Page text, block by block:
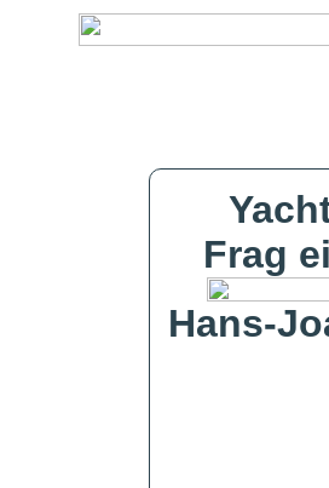
Frag
Hans-